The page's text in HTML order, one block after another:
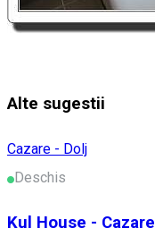
Alte sugestii
Cazare - Dolj
Deschis
Kul House - Cazare